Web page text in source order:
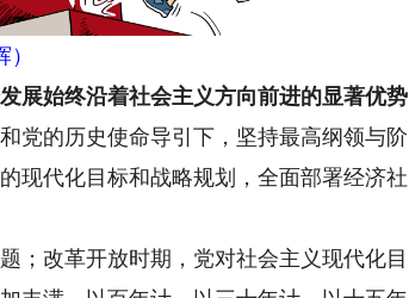
始终沿着社会主义方向前进的显著优势
的历史使命导引下，坚持最高纲领与阶
现代化目标和战略规划，全面部署经济社
改革开放时期，党对社会主义现代化目